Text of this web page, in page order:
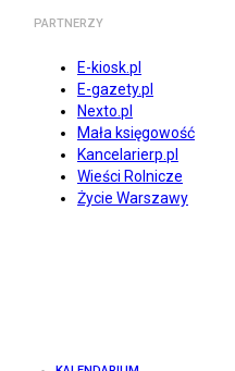
PARTNERZY
E-kiosk.pl
E-gazety.pl
Nexto.pl
Mała księgowość
Kancelarierp.pl
Wieści Rolnicze
Życie Warszawy